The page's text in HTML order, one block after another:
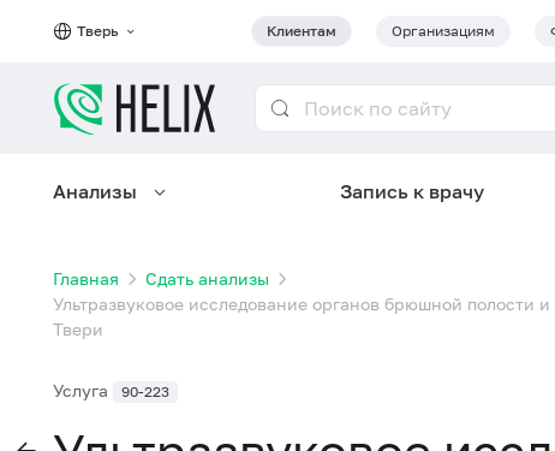
Тверь Клиентам Организациям
Анализы Запись к врачу
Главная
Сдать анализы
Ультразвуковое исследование органов брюшной полости
Твери
Услуга 90-223